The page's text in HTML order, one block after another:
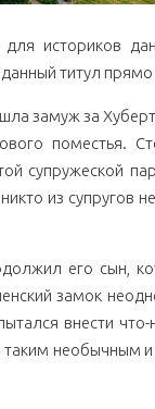
историков
титул
замуж за
поместья.
супружеской
из супругов
его сын,
замок
внести что-
необычным